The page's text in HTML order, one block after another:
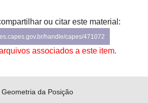
ou citar este material:
handle/capes/471072
associados a este item.
Geometria da Posição